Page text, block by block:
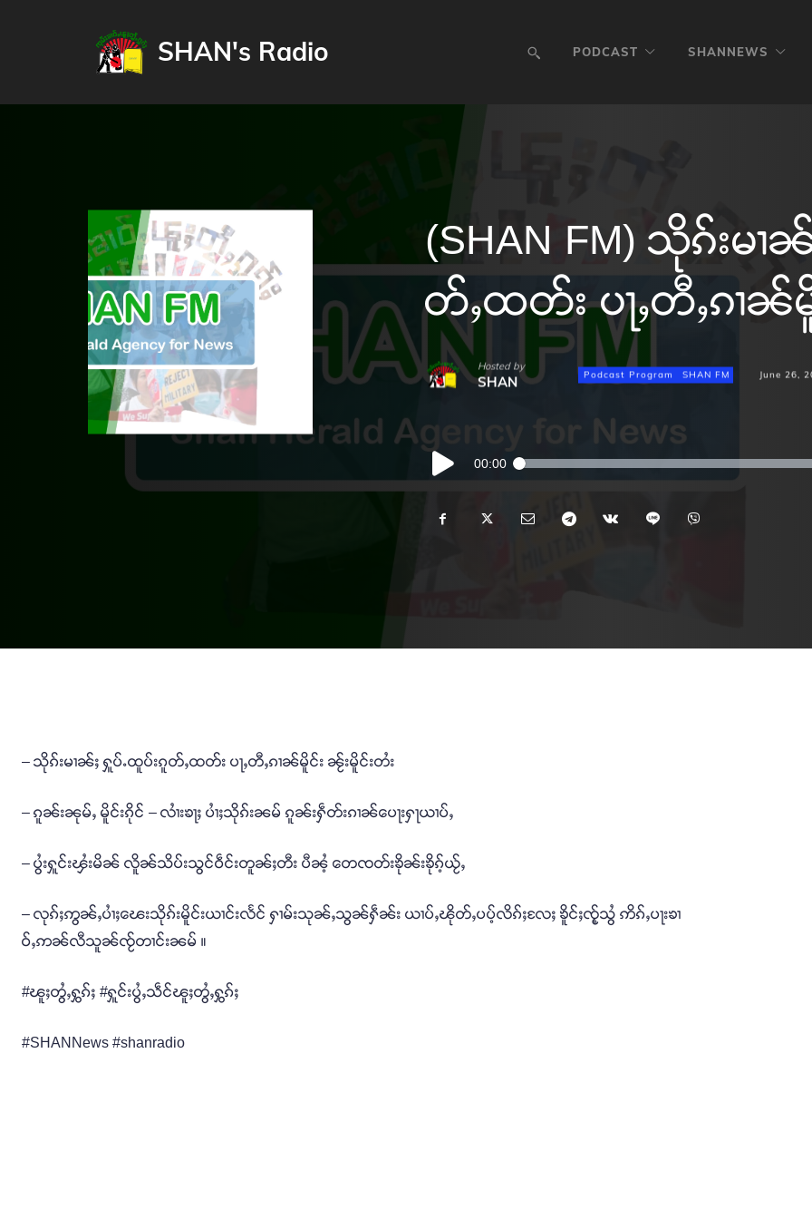
SHAN's Radio PODCAST SHANNEWS
(SHAN FM) သိုၵ်းမၢ
တ်ႇထတ်း ပႃႇတီႇၵၢၼ်
Hosted by
SHAN Podcast Program SHAN FM June 26,
Audio
Player
00:00
– သိုၵ်းမၢၼ်ႈ ႁူပ်ႉထူပ်းၵူတ်ႇထတ်း ပႃႇတီႇၵၢၼ်မိူင်း ၼႂ်းမိူင်းတႆး
– ၵူၼ်းၼုမ်ႇ မိူင်းၵိုင် – လၢႆးၶႃႈ ပၢႆႈသိုၵ်းၼမ် ၵူၼ်းႁဵတ်းၵၢၼ်ပေႃးႁႃယၢပ်ႇ
– ပွႆးႁူင်းၾႆးမိၼ် လိူၼ်သိပ်းသွင်ဝဵင်းတူၼ်ႈတီး ပီၼႆ့ တေၸတ်းၶိုၼ်းၶိုၵ့်ယႂ်ႇ
– လုၵ်ႈဢွၼ်ႇပၢႆႈၽေးသိုၵ်းမိူင်းယၢင်းလႅင် ႁၢမ်းသုၼ်ႇသွၼ်ႁဵၼ်း ယၢပ်ႇၽိုတ်ႇပပ့်လိၵ်ႈလႄႈ ၶိူင်ႈၸႂ့်သွႆ ဢိၵ်ႇပႃးၶၢ
ဝ်ႇဢၼ်လီသူၼ်ၸႂ်တၢင်းၼမ် ။
#ၽူႈတွႆႇႁွၵ်ႈ #ႁူင်းပွႆႇသဵင်ၽူႈတွႆႇႁွၵ်ႈ
#SHANNews #shanradio